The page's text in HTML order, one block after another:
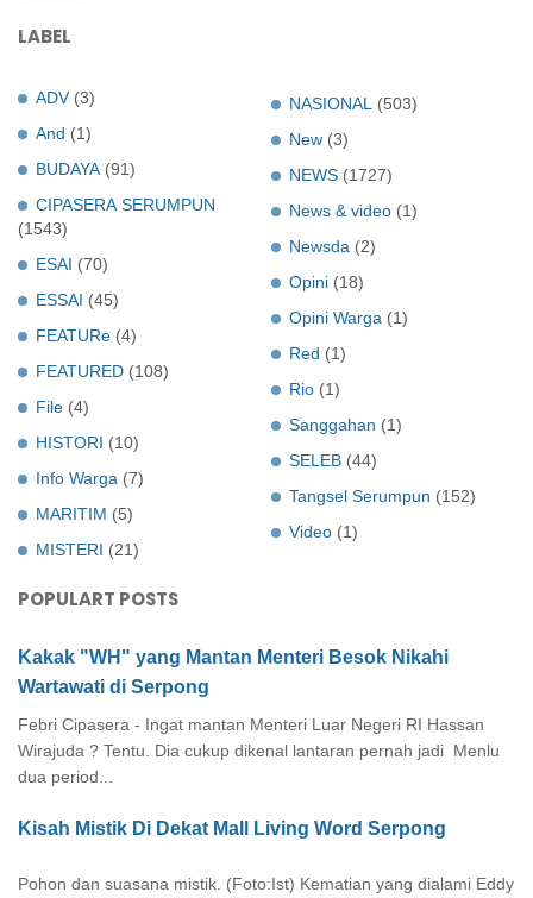
LABEL
ADV (3)
And (1)
BUDAYA (91)
CIPASERA SERUMPUN
(1543)
ESAI (70)
ESSAI (45)
FEATURe (4)
FEATURED (108)
File (4)
HISTORI (10)
Info Warga (7)
MARITIM (5)
MISTERI (21)
NASIONAL
(503)
New (3)
NEWS (1727)
News & video (1)
Newsda (2)
Opini (18)
Opini Warga (1)
Red (1)
Rio (1)
Sanggahan (1)
SELEB (44)
Tangsel Serumpun (152)
Video (1)
POPULART POSTS
Kakak "WH" yang Mantan Menteri Besok Nikahi
Wartawati di Serpong
Febri Cipasera - Ingat mantan Menteri Luar Negeri RI Hassan
Wirajuda ? Tentu. Dia cukup dikenal lantaran pernah jadi Menlu
dua period...
Kisah Mistik Di Dekat Mall Living Word Serpong
Pohon dan suasana mistik. (Foto:Ist) Kematian yang dialami Eddy